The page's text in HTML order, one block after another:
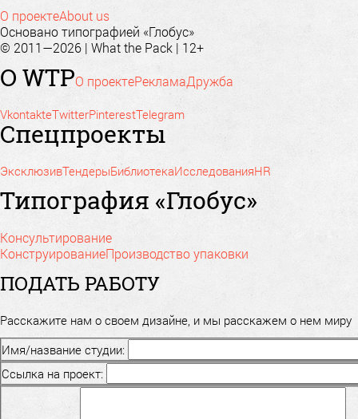
О проектеAbout us
Основано типографией «Глобус»
© 2011—2026 | What the Pack | 12+
О WTPО проектеРекламаДружба
VkontakteTwitterPinterestTelegram
Спецпроекты
ЭксклюзивТендерыБиблиотекаИсследованияHR
Типография «Глобус»
Консультирование
КонструированиеПроизводство упаковки
ПОДАТЬ РАБОТУ
Расскажите нам о своем дизайне, и мы расскажем о нем миру
Имя/название студии:
Ссылка на проект: